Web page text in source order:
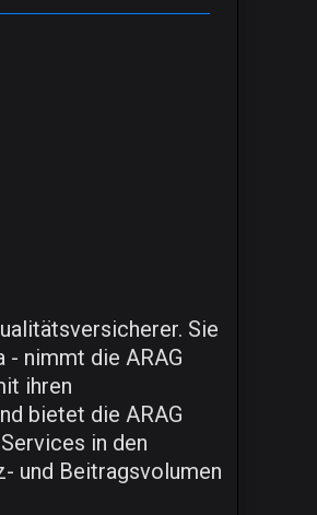
Sie
- nimmt die ARAG
ihren
bietet die ARAG
in den
und Beitragsvolumen